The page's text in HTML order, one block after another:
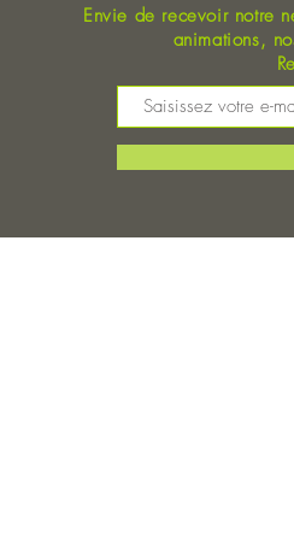
Envie de recevoir notre
animations,